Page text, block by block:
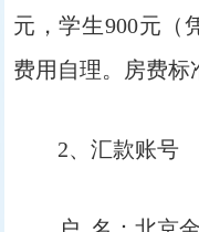
元，学生900元（
费用自理。房费标
2、汇款账号